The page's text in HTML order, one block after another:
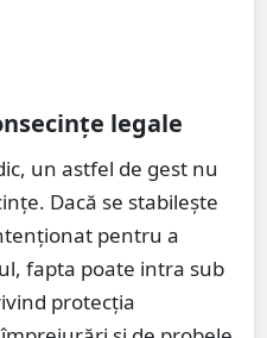
legale
un astfel de gest nu
Dacă se stabilește
pentru a
fapta poate intra sub
protecția